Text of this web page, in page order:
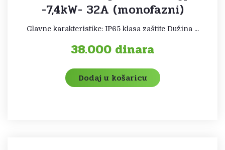
-7,4kW- 32A (monofazni)
Glavne karakteristike: IP65 klasa zaštite Dužina ...
38.000 dinara
Dodaj u košaricu